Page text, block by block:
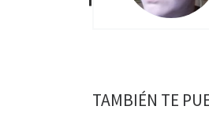
TAMBIÉN TE